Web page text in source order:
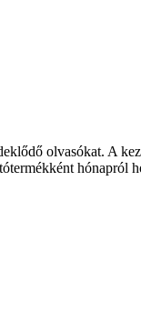
olvasókat. A
hónapról